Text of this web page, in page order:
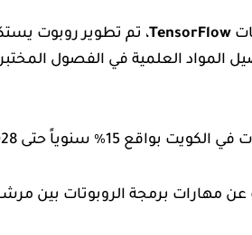
TensorFlow، تم تطوير روبوت
العلمية في الفصول المختبرية
15٪ سنوياً حتى 2028.